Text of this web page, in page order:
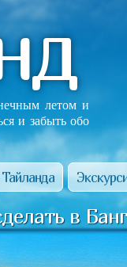
летом и
и забыть обо
в